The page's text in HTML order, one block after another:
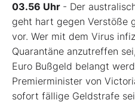
03.56 Uhr - Der
geht hart gegen Verstöße
vor. Wer mit dem Virus
Quarantäne anzutreffen
Euro Bußgeld belangt
Premierminister von
sofort fällige Geldstrafe